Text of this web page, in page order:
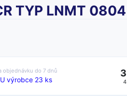
TYP LNMT 0804
objednávku do7 dnů
U výrobce 23 ks